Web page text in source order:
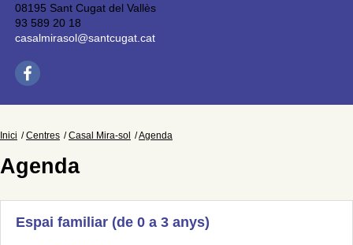
08195 Sant Cugat del Vallès
93 589 20 18
casalmirasol@santcugat.cat
Inici Centres Casal Mira-sol Agenda
Agenda
Espai familiar (de 0 a 3 anys)